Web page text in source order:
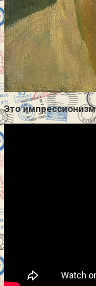
Это импрессионизм